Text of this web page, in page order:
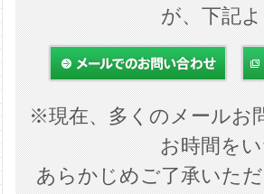
が、下記
※現在、多くのメールお
お時間を
あらかじめご了承いた